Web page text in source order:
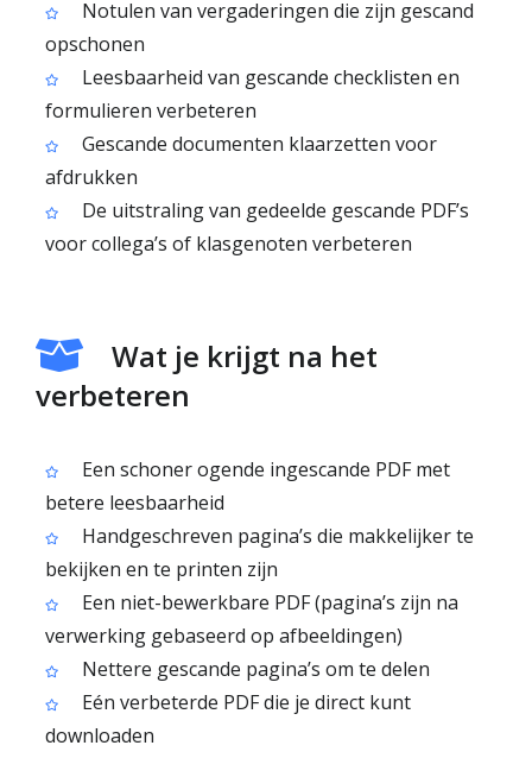
Notulen van vergaderingen die zijn gescand
opschonen
Leesbaarheid van gescande checklisten en
formulieren verbeteren
Gescande documenten klaarzetten voor
afdrukken
De uitstraling van gedeelde gescande PDF’s
voor collega’s of klasgenoten verbeteren
Wat je krijgt na het
verbeteren
Een schoner ogende ingescande PDF met
betere leesbaarheid
Handgeschreven pagina’s die makkelijker te
bekijken en te printen zijn
Een niet-bewerkbare PDF (pagina’s zijn na
verwerking gebaseerd op afbeeldingen)
Nettere gescande pagina’s om te delen
Eén verbeterde PDF die je direct kunt
downloaden